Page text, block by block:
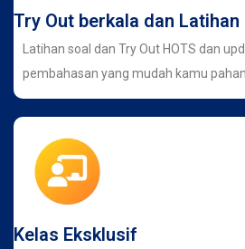
Try Out berkala dan Latihan
Latihan soal dan Try Out HOTS dan
pembahasan yang mudah kamu
Kelas Eksklusif